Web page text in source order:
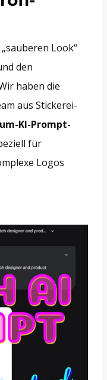
Look“
den
haben die
aus Stickerei-
KI-Prompt-
für
Logos